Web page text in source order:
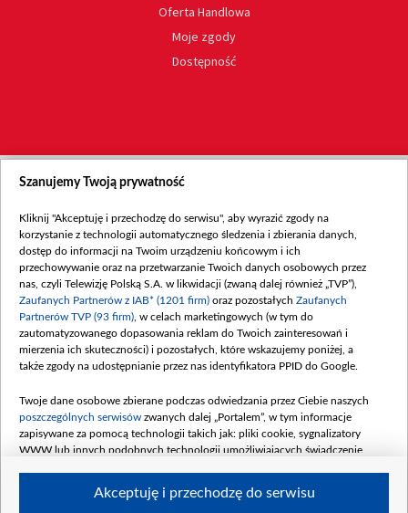
Oferta Handlowa
Moje zgody
Dostępność
Szanujemy Twoją prywatność
Kliknij "Akceptuję i przechodzę do serwisu", aby wyrazić zgody na
korzystanie z technologii automatycznego śledzenia i zbierania danych,
dostęp do informacji na Twoim urządzeniu końcowym i ich
przechowywanie oraz na przetwarzanie Twoich danych osobowych przez
nas, czyli Telewizję Polską S.A. w likwidacji (zwaną dalej również „TVP”),
Zaufanych Partnerów z IAB* (1201 firm) oraz pozostałych Zaufanych
Partnerów TVP (93 firm) , w celach marketingowych (w tym do
zautomatyzowanego dopasowania reklam do Twoich zainteresowań i
mierzenia ich skuteczności) i pozostałych, które wskazujemy poniżej, a
także zgody na udostępnianie przez nas identyfikatora PPID do Google.
Twoje dane osobowe zbierane podczas odwiedzania przez Ciebie naszych
poszczególnych serwisów zwanych dalej „Portalem”, w tym informacje
zapisywane za pomocą technologii takich jak: pliki cookie, sygnalizatory
WWW lub innych podobnych technologii umożliwiających świadczenie
Akceptuję i przechodzę do serwisu